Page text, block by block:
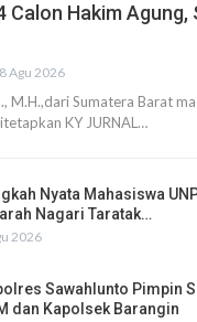
Calon Hakim Agung,
8 Agu 2026
M.H.,dari Sumatera Barat
KY JURNAL…
Nyata Mahasiswa
Nagari Taratak…
2026
Sawahlunto Pimpin
dan Kapolsek Barangin